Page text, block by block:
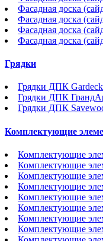
Фасадная доска
Фасадная доска
Фасадная доска
Фасадная доска
Грядки
Грядки ДПК Gardeck
Грядки ДПК
Грядки ДПК
Комплектующие
Комплектующие
Комплектующие
Комплектующие
Комплектующие
Комплектующие
Комплектующие
Комплектующие
Комплектующие